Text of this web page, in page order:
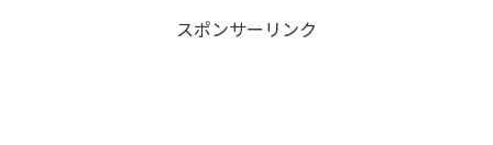
スポンサーリンク